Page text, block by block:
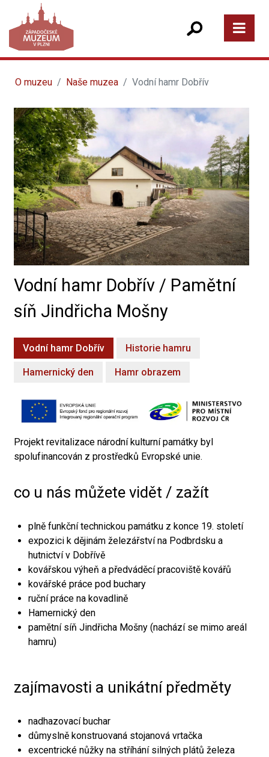
O muzeu Naše muzea Vodní hamr Dobřív
Vodní hamr Dobřív / Pamětní
síň Jindřicha Mošny
Vodní hamr Dobřív Historie hamru
Hamernický den Hamr obrazem
Projekt revitalizace národní kulturní památky byl
spolufinancován z prostředků Evropské unie.
co u nás můžete vidět / zažít
plně funkční technickou památku z konce 19. století
expozici k dějinám železářství na Podbrdsku a
hutnictví v Dobřívě
kovářskou výheň a předváděcí pracoviště kovářů
kovářské práce pod buchary
ruční práce na kovadlině
Hamernický den
pamětní síň Jindřicha Mošny (nachází se mimo areál
hamru)
zajímavosti a unikátní předměty
nadhazovací buchar
důmyslně konstruovaná stojanová vrtačka
excentrické nůžky na stříhání silných plátů železa